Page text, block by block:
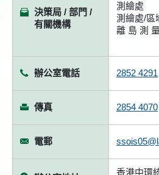
決策局 / 部門 /
有關機構
測繪處
測繪處/區
離 島 測
辦公室電話 2852 4291
傳真 2854 4070
電郵
香港中環